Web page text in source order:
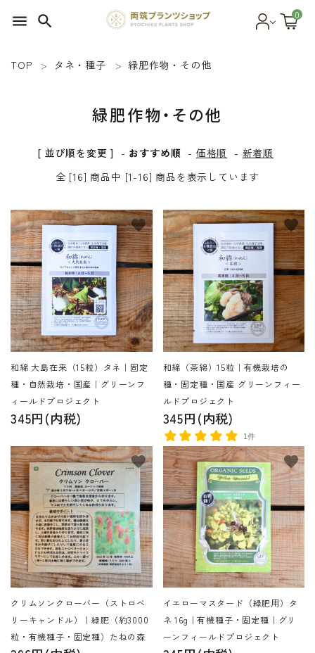
menu search 0
SEED 植物のタネ
PLANT 植物
OTHER 雑貨
FOOD 食品
BLOG ブログ
INFORMATIOM
ご利用ガイド
プライバシーポリシー
特定商取引法について
お問い合わせ
ACCOUNT MENU
ようこそ ゲスト 様
meeting_room ログイン person 新規会員登
録
TOP タネ・種子 緑肥作物・その他
緑肥作物・その他
[ 並び順を変更 ] - おすすめ順 - 価格順 - 新着順
全 [16] 商品中 [1-16] 商品を表示しています
和綿 大島在来（15粒）タネ｜固定
種・自然栽培・国産｜グリーンフ
ィールドプロジェクト
345円(内税)
favorite
和綿（茶綿）15粒｜有機栽培の
種・固定種・国産 グリーンフィー
ルドプロジェクト
345円(内税)
1件
favorite
クリムソンクローバー（ストロベ
リーキャンドル）｜緑肥（約3000
粒・有機種子・固定種）たねの森
favorite
イエローマスタード（緑肥用）タ
ネ 16g｜有機種子・固定種｜グリ
ーンフィールドプロジェクト
favorite